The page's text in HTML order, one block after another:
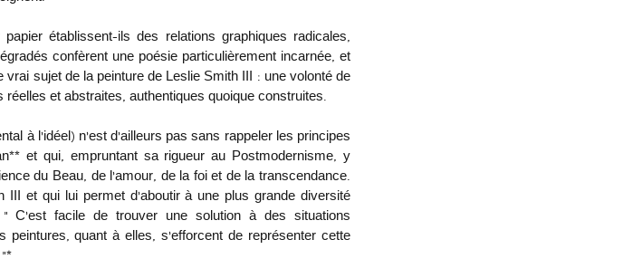
établissent-ils des relations graphiques radicales,
confèrent une poésie particulièrement incarnée, et
sujet de la peinture de Leslie Smith III : une volonté de
et abstraites, authentiques quoique construites.
et qui, empruntant sa rigueur au Postmodernisme, y
du Beau, de l’amour, de la foi et de la transcendance.
et qui lui permet d’aboutir à une plus grande diversité
C’est facile de trouver une solution à des situations
quant à elles, s’efforcent de représenter cette